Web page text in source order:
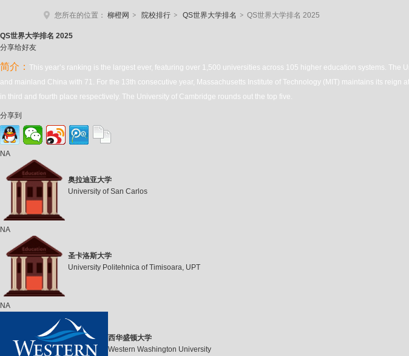
您所在的位置： 柳橙网 > 院校排行 > QS世界大学排名 > QS世界大学排名 2025
QS世界大学排名 2025
分享给好友
简介： This year’s ranking is the largest ever, featuring over 1,500 universities across 105 higher education systems.
and mainland China with 71. For the 13th consecutive year, Massachusetts Institute of Technology (MIT) maintains its
in third and fourth place respectively. The University of Cambridge rounds out the top five.
分享到
NA
奥拉迪亚大学
University of San Carlos
NA
圣卡洛斯大学
University Politehnica of Timisoara, UPT
NA
西华盛顿大学
Western Washington University